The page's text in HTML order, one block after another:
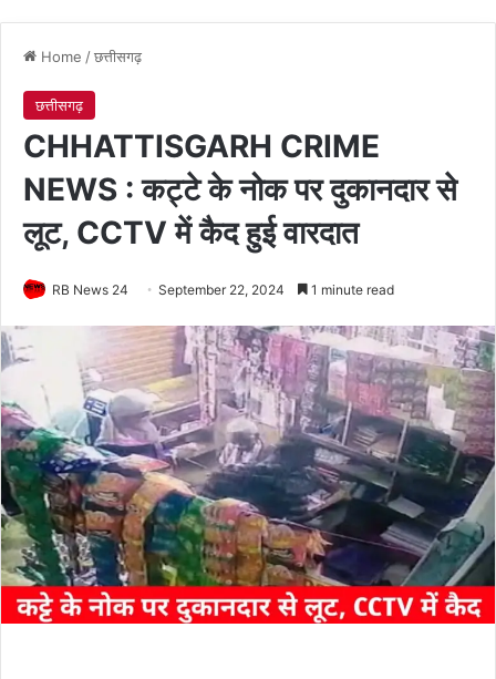
Home /छत्तीसगढ़
छत्तीसगढ़
CHHATTISGARH CRIME
NEWS : कट्टे के नोक पर दुकानदार से
लूट, CCTV में कैद हुई वारदात
RB News 24 September 22, 2024 1 minute read